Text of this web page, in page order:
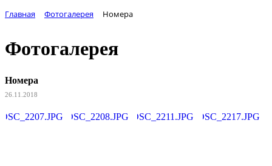
Главная Фотогалерея Номера
Фотогалерея
Номера
26.11.2018